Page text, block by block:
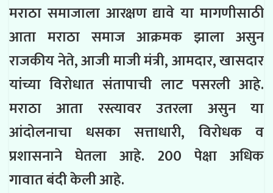
मराठा समाजाला आरक्षण द्यावे या मागणीसाठी
आता मराठा समाज आक्रमक झाला असुन
राजकीय नेते, आजी माजी मंत्री, आमदार, खासदार
यांच्या विरोधात संतापाची लाट पसरली आहे.
मराठा आता रस्त्यावर उतरला असुन या
आंदोलनाचा धसका सत्ताधारी, विरोधक व
प्रशासनाने घेतला आहे. 200 पेक्षा अधिक
गावात बंदी केली आहे.